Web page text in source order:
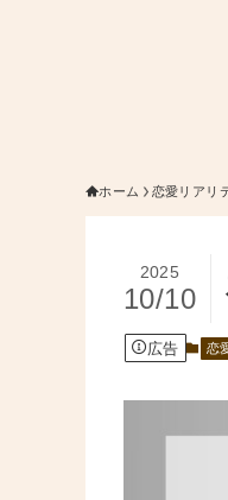
ホーム 恋愛リアリ
2025
10/10
広告 恋